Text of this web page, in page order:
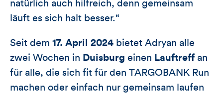
natürlich auch hilfreich, denn gemeinsam
läuft es sich halt besser.“
Seit dem 17. April 2024 bietet Adryan alle
zwei Wochen in Duisburg einen Lauftreff an
für alle, die sich fit für den TARGOBANK Run
machen oder einfach nur gemeinsam laufen